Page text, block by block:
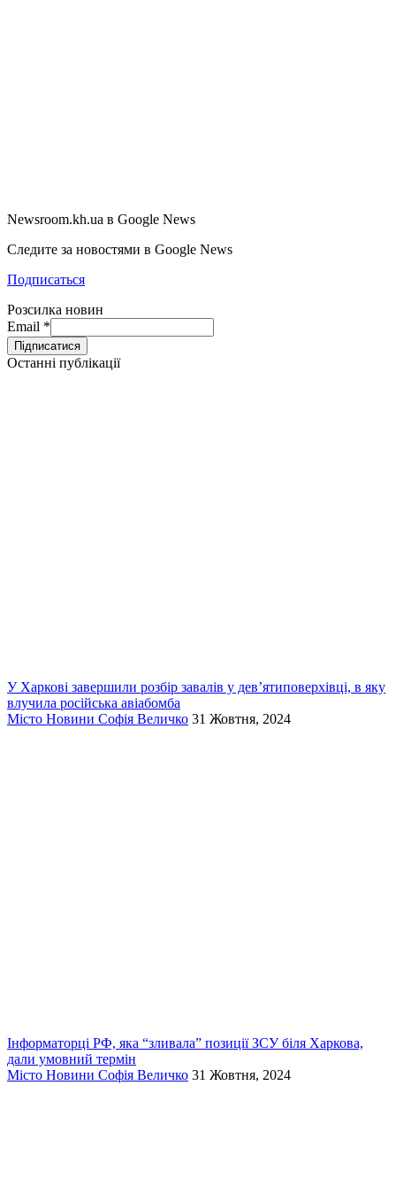
Newsroom.kh.ua в Google News
Следите за новостями в Google News
Подписаться
Розсилка новин
Email *
Останні публікації
У Харкові завершили розбір завалів у дев’ятиповерхівці, в яку
влучила російська авіабомба
Місто Новини Софія Величко 31 Жовтня, 2024
Інформаторці РФ, яка “зливала” позиції ЗСУ біля Харкова,
дали умовний термін
Місто Новини Софія Величко 31 Жовтня, 2024